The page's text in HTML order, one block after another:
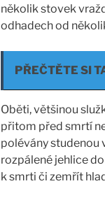
několik stovek
odhadech od
PŘEČTĚTE SI
Oběti, většinou
přitom před smrtí
polévány studenou
rozpálené jehlice
k smrti či zemřít